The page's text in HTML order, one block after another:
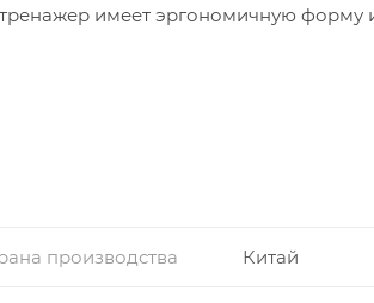
имеет эргономичную форму
производства Китай